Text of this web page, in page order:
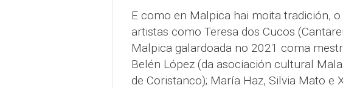
E como en Malpica hai moita tradición,
artistas como Teresa dos Cucos
Malpica galardoada no 2021 coma
Belén López (da asociación cultural
de Coristanco); María Haz, Silvia Mato e